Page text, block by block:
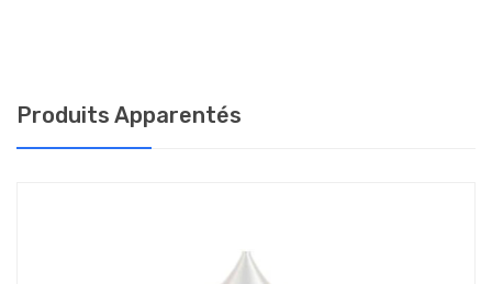
Produits Apparentés